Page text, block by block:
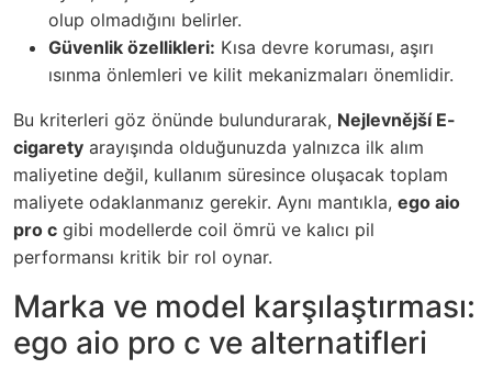
olup olmadığını belirler.
Güvenlik özellikleri: Kısa devre koruması, aşırı
ısınma önlemleri ve kilit mekanizmaları önemlidir.
Bu kriterleri göz önünde bulundurarak, Nejlevnější E-
cigarety arayışında olduğunuzda yalnızca ilk alım
maliyetine değil, kullanım süresince oluşacak toplam
maliyete odaklanmanız gerekir. Aynı mantıkla, ego aio
pro c gibi modellerde coil ömrü ve kalıcı pil
performansı kritik bir rol oynar.
Marka ve model karşılaştırması:
ego aio pro c ve alternatifleri